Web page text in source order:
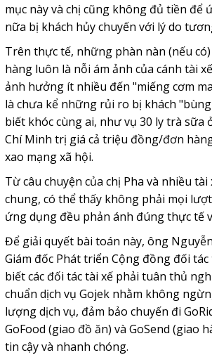
mục này và chị cũng không đủ tiền để
nữa bị khách hủy chuyến với lý do
Trên thực tế, những phàn nàn (nếu
hàng luôn là nỗi ám ảnh của cánh tài
ảnh hưởng ít nhiều đến "miếng cơm
là chưa kể những rủi ro bị khách
biết khóc cùng ai, như vụ 30 ly trà sữa
Chí Minh trị giá cả triệu đồng/đơn
xao mạng xã hội.
Từ câu chuyện của chị Pha và nhiều
chung, có thể thấy không phải mọi
ứng dụng đều phản ánh đúng thực tế
Để giải quyết bài toán này, ông
Giám đốc Phát triển Cộng đồng đối tác
biết các đối tác tài xế phải tuân thủ
chuẩn dịch vụ Gojek nhằm không
lượng dịch vụ, đảm bảo chuyến đi
GoFood (giao đồ ăn) và GoSend (giao
tin cậy và nhanh chóng.